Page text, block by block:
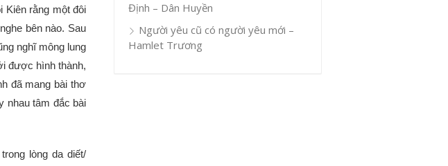
Kiên rằng một đôi
bên nào. Sau
nghĩ mông lung
được hình thành,
đã mang bài thơ
nhau tâm đắc bài
lòng da diết/
Định – Dân Huyền
Người yêu cũ có người yêu mới –
Hamlet Trương